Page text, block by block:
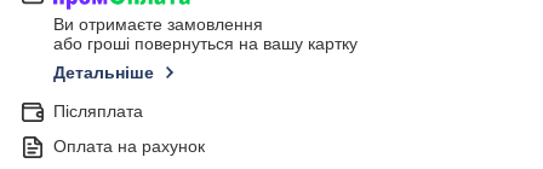
Ви отримаєте замовлення
або гроші повернуться на вашу картку
Детальніше
Післяплата
Оплата на рахунок